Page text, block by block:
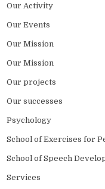
Our Activity
Our Events
Our Mission
Our Mission
Our projects
Our successes
Psychology
School of Exercises for
School of Speech
Services